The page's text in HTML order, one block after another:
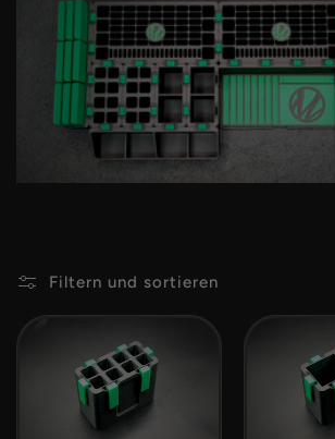
Filtern und sortieren